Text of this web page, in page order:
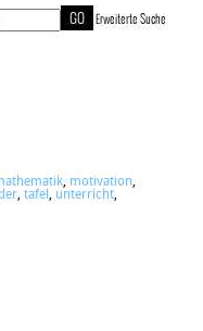
Erweiterte Suche
, motivation,
, tafel , unterricht,